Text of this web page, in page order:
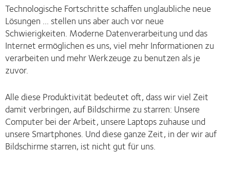
Technologische Fortschritte schaffen unglaubliche neue
Lösungen ... stellen uns aber auch vor neue
Schwierigkeiten. Moderne Datenverarbeitung und das
Internet ermöglichen es uns, viel mehr Informationen zu
verarbeiten und mehr Werkzeuge zu benutzen als je
zuvor.
Alle diese Produktivität bedeutet oft, dass wir viel Zeit
damit verbringen, auf Bildschirme zu starren: Unsere
Computer bei der Arbeit, unsere Laptops zuhause und
unsere Smartphones. Und diese ganze Zeit, in der wir auf
Bildschirme starren, ist nicht gut für uns.